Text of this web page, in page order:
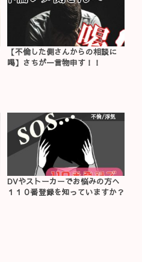
【不倫した側さんからの相談に
喝】さちが一言物申す！！
不倫/浮気
DVやストーカーでお悩みの方へ
１１０番登録を知っていますか？